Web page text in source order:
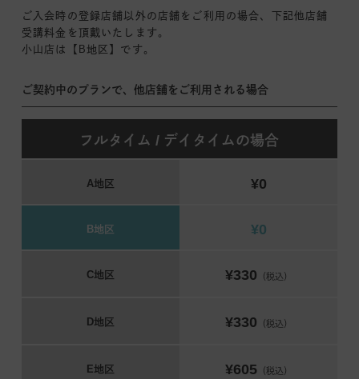
ご入会時の登録店舗以外の店舗をご利用の場合、下記他店舗
受講料金を頂戴いたします。
小山店は【B地区】です。
ご契約中のプランで、他店舗をご利用される場合
フルタイム / デイタイムの場合
A地区 ¥0
B地区 ¥0
C地区 ¥330 （税込）
D地区 ¥330 （税込）
E地区 ¥605（税込）